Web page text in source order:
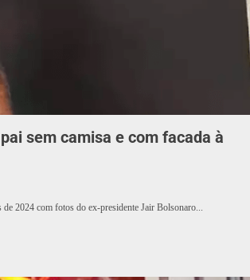
sem camisa e com facada à
2024 com fotos do ex-presidente Jair Bolsonaro...